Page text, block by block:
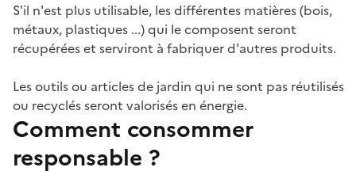
S'il n'est plus utilisable, les différentes matières (bois,
métaux, plastiques ...) qui le composent seront
récupérées et serviront à fabriquer d'autres produits.
Les outils ou articles de jardin qui ne sont pas réutilisés
ou recyclés seront valorisés en énergie.
Comment consommer
responsable ?